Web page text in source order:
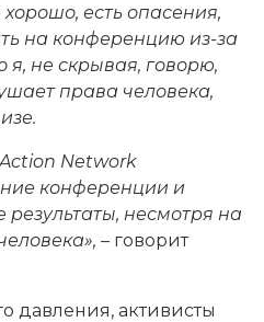
хорошо, есть опасения,
на конференцию из-за
я, не скрывая, говорю,
права человека,
Network
конференции и
несмотря на
, – говорит
давления, активисты